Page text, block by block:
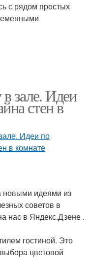
с рядом простых
зале. Идеи
стен в
новыми идеями из
советов в
нас в Яндекс.Дзене .
гостиной. Это
цветовой